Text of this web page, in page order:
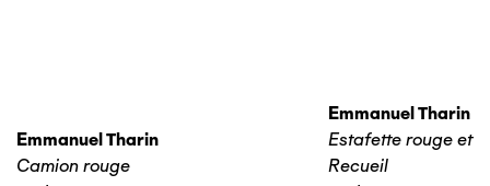
Emmanuel Tharin
Camion rouge
Emmanuel Tharin
Estafette rouge et
Recueil